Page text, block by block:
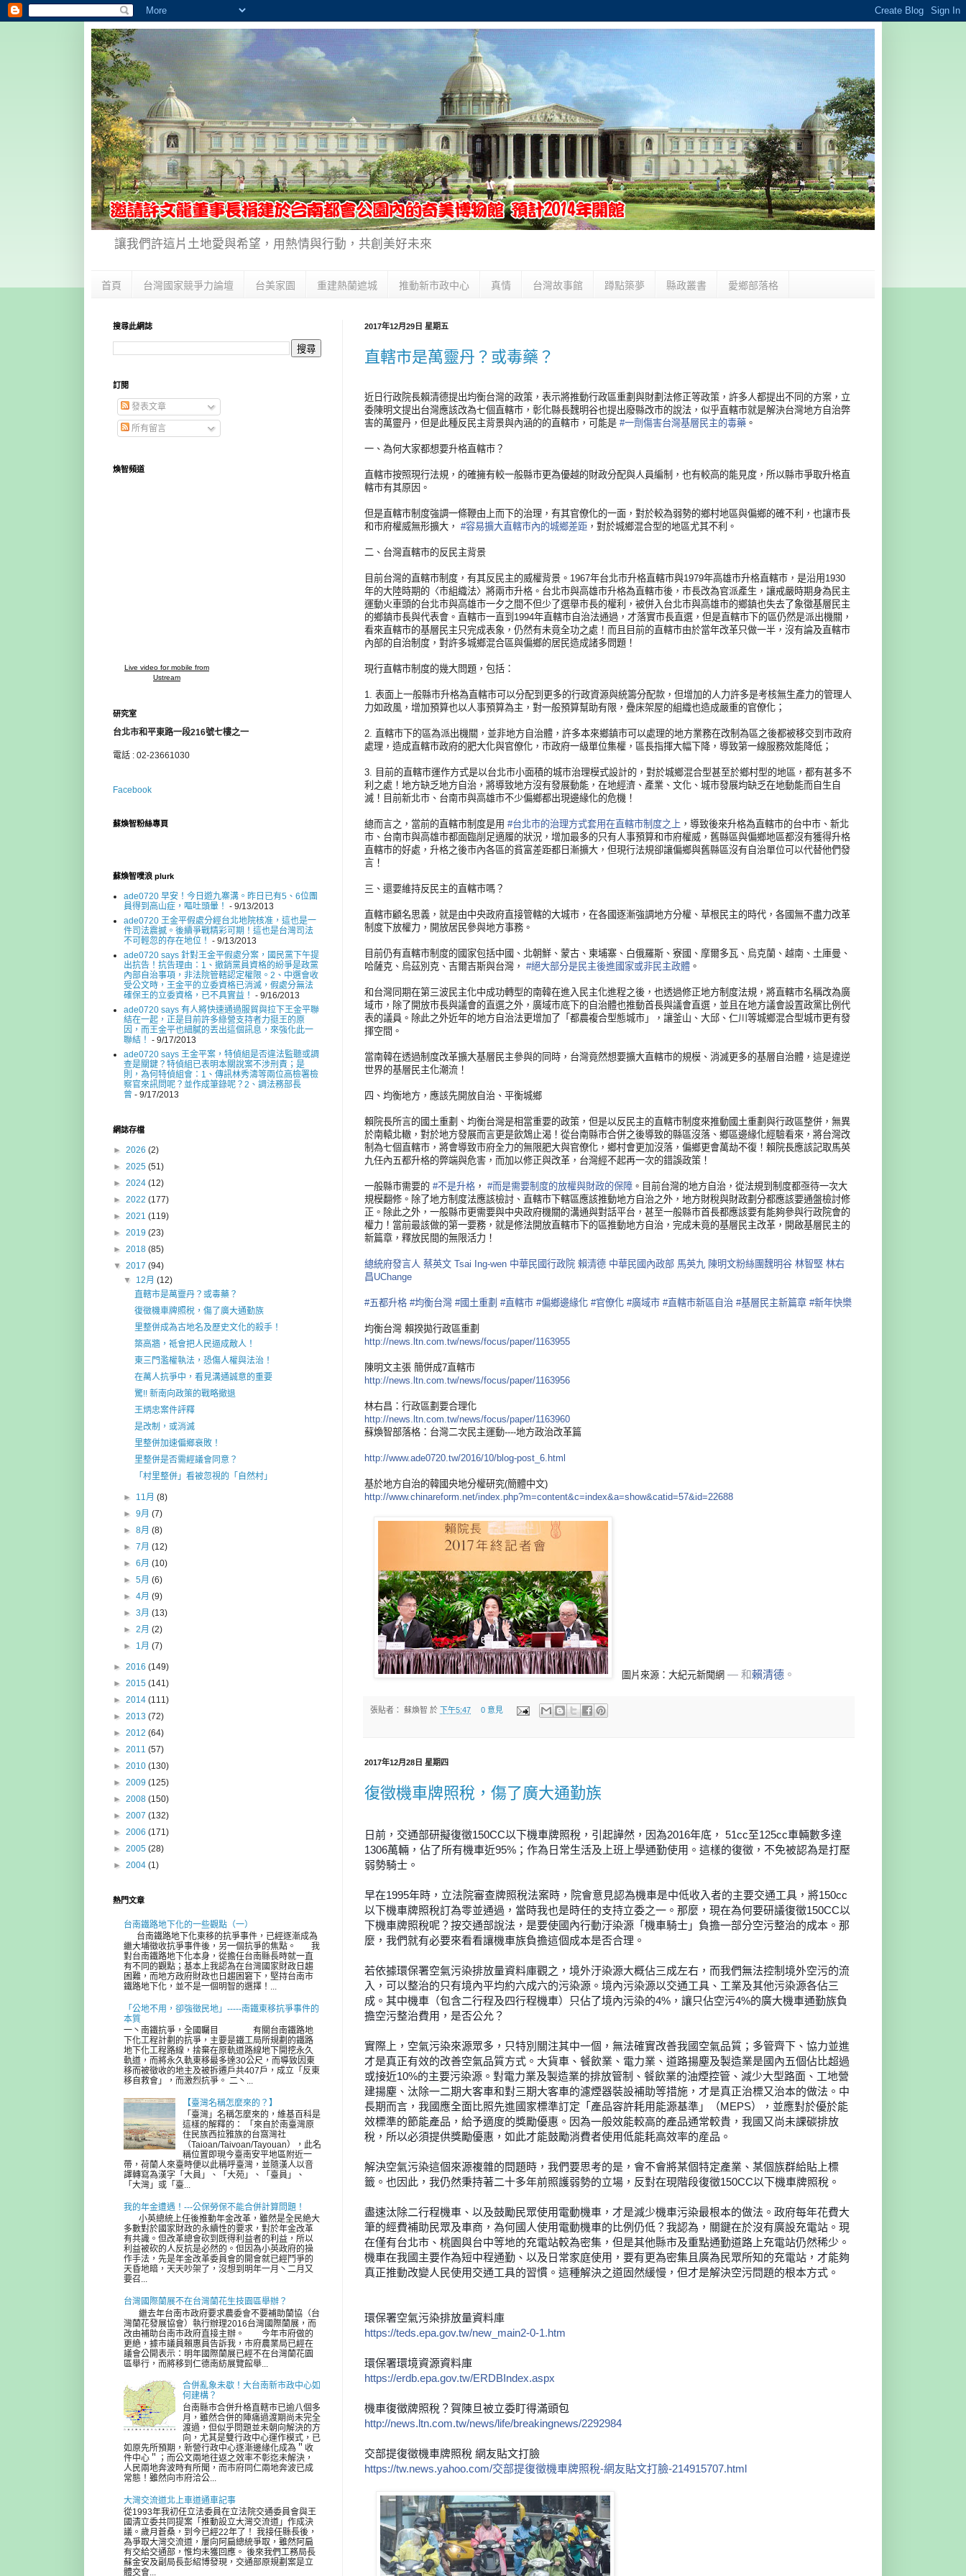
讓我們許這片土地愛與希望，用熱情與行動，共創美好未來
首頁 台灣國家競爭力論壇 台美家園 重建熱蘭遮城 推動新市政中心 真情 台灣故事館 蹲點築夢 縣政叢書 愛鄉部落格
2017年12月29日 星期五
直轄市是萬靈丹？或毒藥？
近日行政院長賴清德提出均衡台灣的政策，表示將推動行政 區重劃與財劃法修正等政策，許多人都提出不同的方案，立
委陳明文提出台灣應該改為七個直轄市，彰化縣長魏明谷也提出廢縣改市的說法，似乎直轄市就是解決台灣地方自治弊
害的萬靈丹，但是此種反民主背景與內涵的的直轄市，可能是 #一劑傷害台灣基層民主的毒藥 。
一、為何大家都想要升格直轄市？
直轄市按照現行法規，的確擁有較一般縣市更為優越的財政分配與人員編制，也有較高的能見度，所以縣市爭取升格直
轄市有其原因。
但是直轄市制度強調一條鞭由上而下的治理，有其官僚化的一面，對於較為弱勢的鄉村地區與偏鄉的確不利，也讓市長
和市府權威無形擴大， #容易擴大直轄市內的城鄉差距 ，對於城鄉混合型的地區尤其不利。
二、台灣直轄市的反民主背景
目前台灣的直轄市制度，有其反民主的威權背景。1967年台北市升格直轄市與1979年高雄市升格直轄市，是沿用1930
年的大陸時期的〈市組織法〉將兩市升格。台北市與高雄市升格為直轄市後，市長改為官派產生，讓戒嚴時期身為民主
運動火車頭的台北市與高雄市一夕之間不但少了選舉市長的權利，被併入台北市與高雄市的鄉鎮也失去了象徵基層民主
的鄉鎮市長與代表會。直轄市一直到1994年直轄市自治法通過，才落實市長直選，但是直轄市下的區仍然是派出機關，
看來直轄市的基層民主只完成表象，仍然有未竟全功之處！而且目前的直轄市由於當年改革只做一半， 沒有論及直轄市
內部的自治制度，對許多城鄉混合區與偏鄉的居民造成諸多問題！
現行直轄市制度的幾大問題，包括：
1. 表面上一般縣市升格為直轄市可以分配到更多的行政資源與統籌分配款，但增加的人力許多是考核無生產力的管理人
力如政風，增加預算也以人事預算為主，對一般預算幫助有限 ，疊床架屋的組織也造成嚴重的官僚化；
2. 直轄市下的區為派出機關，並非地方自治體，許多本來鄉鎮市可以處理的地方業務在改制為區之後都被移交到市政府
處理，造成直轄市政府的肥大化與官僚化，市政府一級單位集權，區長指揮大幅下降，導致第一線服務效能降低；
3. 目前的直轄市運作方式是以台北市小面積的城市治理模式設計的，對於城鄉混合型甚至於鄉村型的地區，都有甚多不
利 之處！地方缺乏地方自治，將導致地方沒有發展動能，在地經濟、產業、文化、城市發展均缺乏在地動能而自生自
滅！ 目前新北市、台南市與高雄市不少偏鄉都出現邊緣化的危機 ！
總而言之，當前的直轄市制度是用 #台北市的治理方式套用在直轄市制度之上 ，導致後來升格為直轄市的台中市、新北
市、台南市與高雄市都面臨削足適履的狀況，增加最多的只有人事預算和市府權威，舊縣區與偏鄉地區都沒有獲得升格
直轄市的好處，升格之後市內各區的貧富差距都日漸擴大，但現行法規卻讓偏鄉與舊縣區沒有自治單位可以代替他們發
言！
三、還要維持反民主的直轄市嗎？
直轄市顧名思義，就是由中央政府直接管轄的大城市，在各國逐漸強調地方分權、草根民主的時代，各國無不盡力改革
制度下放權力，開放居民參與地方事務。
目前仍有直轄市制度的國家包括中國、北朝鮮、蒙古、柬埔寨、白俄羅斯、寮國、摩爾多瓦、烏克蘭、越南、土庫曼、
哈薩克、烏茲別克、吉爾吉斯與台灣， #絕大部分是民主後進國家或非民主政體 。
和台灣同期在第三波民主化中成功轉型的南韓在進入民主化進程之後，也透過修正地方制度法規，將直轄市名稱改為廣
域市，除了開放市長與議會的直選之外，廣域市底下的自治體也推動首長與議會直選，並且在地方議會設置政黨比例代
表的議員。除此之外近年的地方自治法更增加了「都農複合型態城市」，讓釜山、大邱、仁川等城鄉混合型城市更有發
揮空間。
當南韓在透過制度改革擴大基層民主參與的同時，台灣竟然想要擴大直轄市的規模、消滅更多的基層自治體，這是違逆
世界的基層民主化潮流！
四、均衡地方，應該先開放自治、平衡城鄉
賴院長所言的國土重劃、均衡台灣是相當重要的政策，但是以反民主的直轄市制度來推動國土重劃與行政區整併，無異
於南轅北轍，對於地方發展而言更是飲鴆止渴！從台南縣市合併之後導致的縣區沒落、鄉區邊緣化經驗看來，將台灣改
制為七個直轄市，將會導致市府全力的無限肥大與官僚化， 鄉村會更加沒落，偏鄉更會萬劫不復！賴院長應該記取馬英
九任內五都升格的弊端與危害，而加以修正與改革，台灣經不起再一次的錯誤政策！
一般縣市需要的 #不是升格 ， #而是需要制度的放權與財政的保障 。目前台灣的地方自治，從法規到制度都亟待一次大
規模翻修。除了地方制度法應該檢討、直轄市下轄區應該推動地方 自治之外，地方財稅與財政劃分都應該要通盤檢討修
正。除此之外，一般縣市更需要與中央政府機關的溝通與對話平台 ，甚至一般縣市首長都應該要有能夠參與行政院會的
權力！ 當前最該做的第一要務，就是修法開放直轄市下的區推動地方自治，完成未竟的基層民主改革，開啟基層民主的
新篇章 ，釋放民間的無限活力！
總統府發言人 蔡英文 Tsai Ing-wen 中華民國行政院 賴清德 中華民國內政部 馬英九 陳明文粉絲團魏明谷 林智堅 林右
昌UChange
#五都升格 #均衡台灣 #國土重劃 #直轄市 #偏鄉邊緣化 #官僚化 #廣域市 #直轄市新區自治 #基層民主新篇章 #新年快樂
均衡台灣 賴揆拋行政區重劃
http://news.ltn.com.tw/news/focus/paper/1163955
陳明文主張 簡併成7直轄市
http://news.ltn.com.tw/news/focus/paper/1163956
林右昌：行政區劃要合理化
http://news.ltn.com.tw/news/focus/paper/1163960
蘇煥智部落格：台灣二次民主運動----地方政治改革篇
http://www.ade0720.tw/2016/10/blog-post_6.html
基於地方自治的韓國央地分權研究(簡體中文)
http://www.chinareform.net/index.php?m=content&c=index&a=show&catid=57&id=22688
圖片來源：大紀元新聞網 — 和賴清德 。
張貼者： 蘇煥智 於 下午5:47 0 意見
2017年12月28日 星期四
復徵機車牌照稅，傷了廣大通勤族
日前，交通部研擬復徵150CC以下機車牌照稅，引起譁然，因為2016年底， 51cc至125cc車輛數多達
1306萬輛，佔了所有機車近95%；作為日常生活及上班上學通勤使用。這樣的復徵，不免被認為是打壓
弱勢騎士。
早在1995年時，立法院審查牌照稅法案時，院會意見認為機車是中低收入者的主要交通工具，將150cc
以下機車牌照稅訂為零並通過，當時我也是時任的支持立委之一。 那麼，現在為何要研議復徵150CC以
下機車牌照稅呢？ 按交通部說法，是要使國內行動汙染源「機車騎士」負擔一部分空污整治的成本。那
麼，我們就有必要來看看讓機車族負擔這個成本是否合理。
若依據環保署空氣污染排放量資料庫觀之，境外汙染源大概佔三成左右，而我們無法控制境外空污的流
入，可以整治的只有境內平均約六成六的污染源。境內污染源以交通工具、 工業及其他污染源各佔三
成。其中機車（包含二行程及四行程機車）只佔了境內污染的4%，讓只佔空污4%的廣大機車通勤族負
擔空污整治費用，是否公允？
實際上，空氣污染來源眾多，只特別關注其中一個，無法確實改善我國空氣品質；多管齊下、協力並進
才是真正有效的改善空氣品質方式。大貨車、餐飲業、電力業、道路揚塵及製造業是國內五個佔比超過
或接近10%的主要污染源。對電力業及製造業的排放管制、餐飲業的油煙控管、減少大型路面、工地營
建揚塵、汰除一二期大客車和對三期大客車的濾煙器裝設補助等措施，才是真正治標又治本的做法。中
長期而言，我國應全面比照先進國家標準訂定「產品容許耗用能源基準」（MEPS），並應對於優於能
效標準的節能產品，給予適度的獎勵優惠。因為一般效能較高的產品通常較貴，我國又尚未課碳排放
稅，所以必須提供獎勵優惠，如此才能鼓勵消費者使用低能耗高效率的産品。
解決空氣污染這個來源複雜的問題時，我們要思考的是，會不會將某個特定產業、某個族群給貼上標
籤。也因此，我仍然秉持著二十多年前照護弱勢的立場，反對在現階段復徵150CC以下機車牌照稅。
盡速汰除二行程機車、以及鼓勵民眾使用電動機車，才是減少機車污染最根本的做法。政府每年花費大
筆的經費補助民眾及車商，為何國人使用電動機車的比例仍低？我認為，關鍵在於沒有廣設充電站。現
在僅有台北市、桃園與台中等地的充電站較為密集，但是其他縣市及重點通勤道路上充電站仍然稀少。
機車在我國主要作為短中程通勤、以及日常家庭使用，要有更為密集且廣為民眾所知的充電站，才能夠
真正推動改變人民使用交通工具的習慣。這種解決之道固然緩慢 ，但才是解決空污問題的根本方式。
環保署空氣污染排放量資料庫
https://teds.epa.gov.tw/new_main2-0-1.htm
環保署環境資源資料庫
https://erdb.epa.gov.tw/ERDBIndex.aspx
機車復徵牌照稅？賀陳旦被立委盯得滿頭包
http://news.ltn.com.tw/news/life/breakingnews/2292984
交部提復徵機車牌照稅 網友貼文打臉
https://tw.news.yahoo.com/交部提復徵機車牌照稅-網友貼文打臉-214915707.html
搜尋此網誌
訂閱
發表文章
所有留言
煥智頻道
Live video for mobile from
Ustream
研究室
台北市和平東路一段216號七樓之一
電話 : 02-23661030
Facebook
蘇煥智粉絲專頁
蘇煥智噗浪 plurk
ade0720 早安！今日遊九寨溝。昨日已有5、6位團
員得到高山症，嘔吐頭暈！ - 9/13/2013
ade0720 王金平假處分經台北地院核准，這也是一
件司法震撼。後續爭戰精彩可期！這也是台灣司法
不可輕忽的存在地位！ - 9/13/2013
ade0720 says 針對王金平假處分案，國民黨下午提
出抗告！抗告理由：1、撤銷黨員資格的紛爭是政黨
內部自治事項，非法院管轄認定權限。2、中選會收
受公文時，王金平的立委資格已消滅，假處分無法
確保王的立委資格，已不具實益！ - 9/16/2013
ade0720 says 有人將快速通過服貿與拉下王金平聯
結在一起，正是目前許多綠營支持者力挺王的原
因，而王金平也細膩的丟出這個訊息，來強化此一
聯結！ - 9/17/2013
ade0720 says 王金平案，特偵組是否違法監聽或調
查是關鍵？特偵組已表明本關說案不涉刑責；是
則，為何特偵組會：1、傳訊林秀濤等兩位高檢署檢
察官來訊問呢？並作成筆錄呢？2、調法務部長
曾 - 9/17/2013
網誌存檔
► 2026 (2)
► 2025 (51)
► 2024 (12)
► 2022 (177)
► 2021 (119)
► 2019 (23)
► 2018 (85)
▼ 2017 (94)
▼ 12月(12)
直轄市是萬靈丹？或毒藥？
復徵機車牌照稅，傷了廣大通勤族
里整併成為古地名及歷史文化的殺手！
築高牆，祗會把人民逼成敵人！
東三門濫權執法，恐傷人權與法治！
在萬人抗爭中，看見溝通誠意的重要
驚!! 新南向政策的戰略撤退
王炳忠案件評釋
是改制，或消滅
里整併加速偏鄉衰敗！
里整併是否需經議會同意？
「村里整併」看被忽視的「自然村」
► 11月(8)
►9月(7)
►8月(8)
►7月(12)
►6月(10)
►5月(6)
►4月(9)
►3月(13)
►2月(2)
► 1月(7)
► 2016 (149)
► 2015 (141)
► 2014 (111)
► 2013 (72)
► 2012 (64)
► 2011 (57)
► 2010 (130)
► 2009 (125)
► 2008 (150)
► 2007 (132)
► 2006 (171)
► 2005 (28)
► 2004 (1)
熱門文章
台南鐵路地下化的一些觀點（一）
台南鐵路地下化東移的抗爭事件，已經逐漸成為
繼大埔徵收抗爭事件後，另一個抗爭的焦點。 我
對台南鐵路地下化本身，從擔任台南縣長時就一直
有不同的觀點；基本上我認為在台灣國家財政日趨
困難，而地方政府財政也日趨困窘下，堅持台南市
鐵路地下化，並不是一個明智的選擇！...
「公地不用，卻強徵民地」-----南鐵東移抗爭事件的
本質
一丶南鐵抗爭，全國矚目 有關台南鐵路地
下化工程計劃的抗爭，主要是鐵工局所規劃的鐵路
地下化工程路線，捨棄在原軌道路線地下開挖永久
軌道，而將永久軌東移最多達30公尺，而導致因東
移而被徵收的地主及被拆遷戶共407戶，成立「反東
移自救會」，而激烈抗爭。 二丶...
【臺灣名稱怎麼來的？】
「臺灣」名稱怎麼來的，維基百科是
這樣的解釋的： 「來自於南臺灣原
住民族西拉雅族的台窩灣社
（Taioan/Taivoan/Tayouan），此名
稱位置即現今臺南安平地區附近一
帶，荷蘭人來臺時便以此稱呼臺灣，並隨漢人以音
譯轉寫為漢字「大員」、「大苑」、「臺員」、
「大灣」或「臺...
我的年金遭遇！---公保勞保不能合併計算問題！
小英總統上任後推動年金改革，雖然是全民絶大
多數對於國家財政的永續性的要求，對於年金改革
有共識。但改革總會砍到既得利益者的利益，所以
利益被砍的人反抗是必然的。但因為小英政府的操
作手法，先是年金改革委員會的開會就已經鬥爭的
天昏地暗，天天吵架了，沒想到明年一月丶二月又
要召...
台灣國際蘭展不在台灣蘭花生技園區舉辦？
繼去年台南市政府要求農委會不要補助蘭協（台
灣蘭花發展協會）執行辦理2016台灣國際蘭展，而
改由補助台南市政府直接主辦。 今年市府做的
更絶，據市議員賴惠員告訴我，市府農業局已經在
議會公開表示：明年國際蘭展已經不在台灣蘭花園
區舉行，而將移到仁德南紡展覽館舉...
合併亂象未歇！大台南新市政中心如
何建構？
台南縣市合併升格直轄市已逾八個多
月，雖然合併的陣痛過渡期尚未完全
渡過，但似乎問題並未朝向解決的方
向，尤其是雙行政中心運作模式，已
如原先所預期，新營行政中心逐漸邊緣化成為＂收
件中心＂；而公文兩地往返之效率不彰迄未解決，
人民兩地奔波時有所聞，而市府同仁兩地奔波已成
常態！雖然向市府洽公...
大灣交流道北上車道通車記事
從1993年我初任立法委員在立法院交通委員會與王
國清立委共同提案「推動設立大灣交流道」作成決
議。歲月蒼桑，到今已經22年了！ 我接任縣長後，
為爭取大灣交流道，屢向阿扁總統爭取，雖然阿扁
有交給交通部，惟均未獲回應。 後來我們工務局長
蘇金安及副局長彭紹博發現，交通部原規劃案是立
體交會...